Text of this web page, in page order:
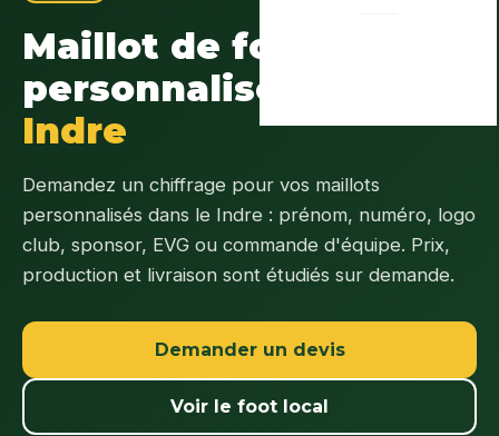
Maillot de foot
personnalisé
Indre
Demandez un chiffrage pour vos maillots
personnalisés dans le Indre : prénom, numéro, logo
club, sponsor, EVG ou commande d'équipe. Prix,
production et livraison sont étudiés sur demande.
Demander un devis
Voir le foot local